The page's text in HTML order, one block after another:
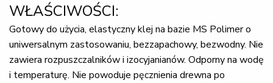
WŁAŚCIWOŚCI:
Gotowy do użycia, elastyczny klej na bazie MS Polimer o
uniwersalnym zastosowaniu, bezzapachowy, bezwodny. Nie
zawiera rozpuszczalników i izocyjanianów. Odporny na wodę
i temperaturę. Nie powoduje pęcznienia drewna po